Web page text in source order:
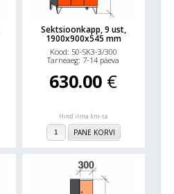
Sektsioonkapp, 9 ust,
1900x900x545 mm
Kood: 50-SK3-3/300
Tarneaeg: 7-14 päeva
630.00 €
Hind ilma km-ta
PANE KORVI